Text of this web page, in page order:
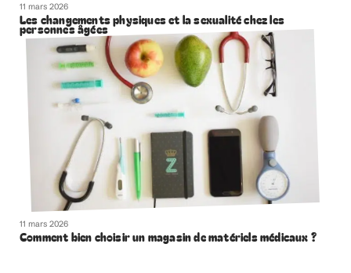
11 mars 2026
Les changements physiques et la sexualité chez les
personnes âgées
11 mars 2026
Comment bien choisir un magasin de matériels médicaux ?